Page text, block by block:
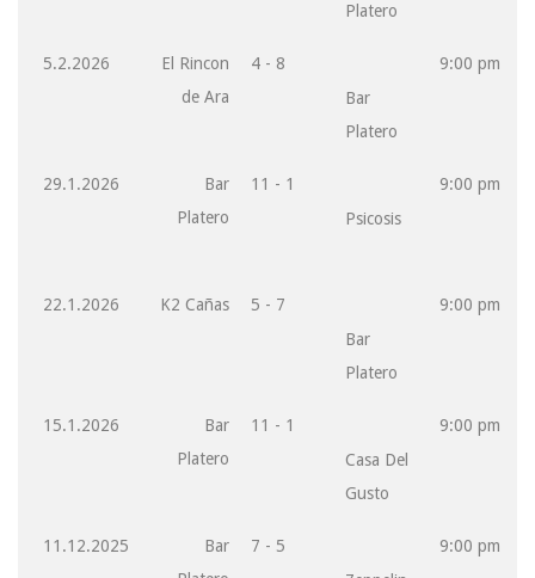
Platero
5.2.2026
El Rincon
de Ara
4 - 8
Bar
Platero
9:00 pm
29.1.2026
Bar
Platero
11 - 1
Psicosis
9:00 pm
22.1.2026 K2 Cañas
5 - 7
Bar
Platero
9:00 pm
15.1.2026
Bar
Platero
11 - 1
Casa Del
Gusto
9:00 pm
11.12.2025
Bar
7 - 5
9:00 pm